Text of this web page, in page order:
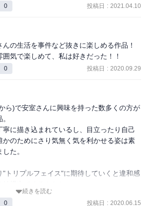
は少なすぎでは、、、！？三つの顔を代わ
に大変か知る事にもなりました、、、
0 投稿日 : 2021.04.10
の生活を事件など抜きに楽しめる作品！
気で楽しめて、私は好きだった！！
0 投稿日 : 2020.09.29
ら)で安室さんに興味を持った数多くの方が
寧に描き込まれているし、目立ったり自己
かのためにさり気無く気を利かせる姿は素
た。
"トリプルフェイス"に期待していくと違和感
い分梓さんやオリジナルキャラの出番は割
続きを読む
0 投稿日 : 2020.06.15